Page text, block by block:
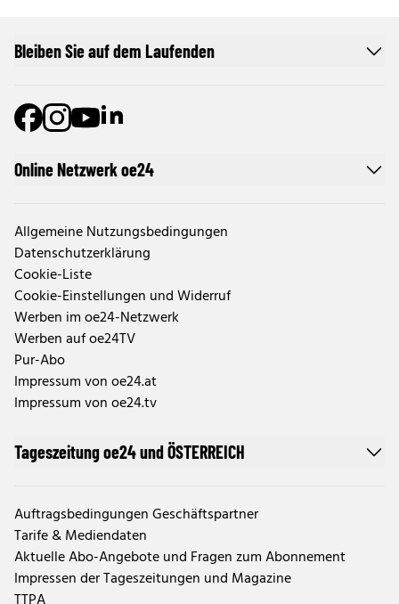
Online Netzwerk oe24
Allgemeine Nutzungsbedingungen
Datenschutzerklärung
Cookie-Liste
Cookie-Einstellungen und Widerruf
Werben im oe24-Netzwerk
Werben auf oe24TV
Pur-Abo
Impressum von oe24.at
Impressum von oe24.tv
Tageszeitung oe24 und ÖSTERREICH
Auftragsbedingungen Geschäftspartner
Tarife & Mediendaten
Aktuelle Abo-Angebote und Fragen zum Abonnement
Impressen der Tageszeitungen und Magazine
Bleiben Sie auf dem Laufenden